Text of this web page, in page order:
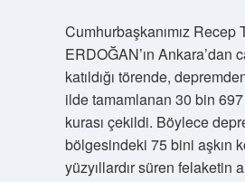
Cumhurbaşkanımız Recep
ERDOĞAN’ın Ankara’dan
katıldığı törende,
ilde tamamlanan 30 bin
kurası çekildi. Böylece
bölgesindeki 75 bini aşkın
yüzyıllardır süren felaketin